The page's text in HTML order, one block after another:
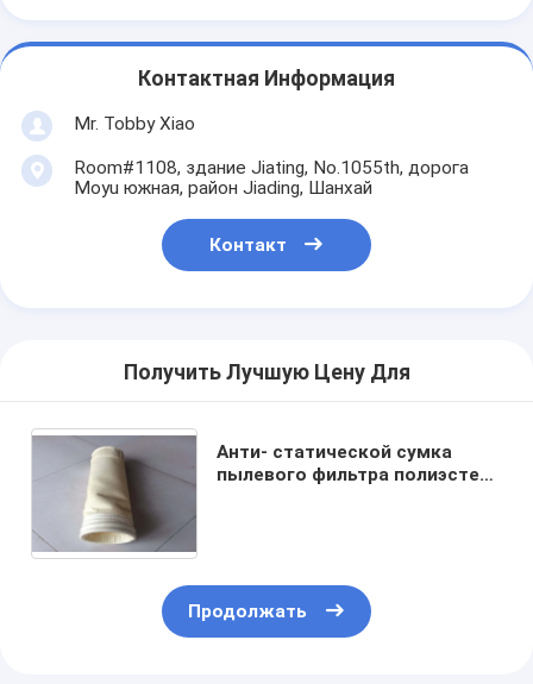
Контактная Информация
Mr. Tobby Xiao
Room#1108, здание Jiating, No.1055th, дорога
Moyu южная, район Jiading, Шанхай
Контакт
Получить Лучшую Цену Для
Анти- статической сумка
пылевого фильтра полиэстера
Продолжать